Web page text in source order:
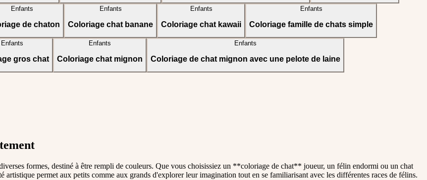
Enfants
de chaton
Enfants
Coloriage chat banane
Enfants
Coloriage chat kawaii
Enfants
Coloriage famille de chats simple
Enfants
gros chat
Enfants
Coloriage chat mignon
Enfants
Coloriage de chat mignon avec une pelote de laine
formes, destiné à être rempli de couleurs. Que vous choisissiez un **coloriage de chat** joueur, un félin endormi ou un chat
permet aux petits comme aux grands d'explorer leur imagination tout en se familiarisant avec les différentes races de félins.